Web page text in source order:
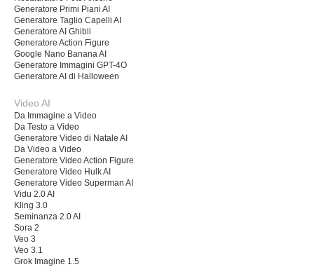
Generatore Primi Piani AI
Generatore Taglio Capelli AI
Generatore AI Ghibli
Generatore Action Figure
Google Nano Banana AI
Generatore Immagini GPT-4O
Generatore AI di Halloween
Video AI
Da Immagine a Video
Da Testo a Video
Generatore Video di Natale AI
Da Video a Video
Generatore Video Action Figure
Generatore Video Hulk AI
Generatore Video Superman AI
Vidu 2.0 AI
Kling 3.0
Seminanza 2.0 AI
Sora 2
Veo 3
Veo 3.1
Grok Imagine 1.5